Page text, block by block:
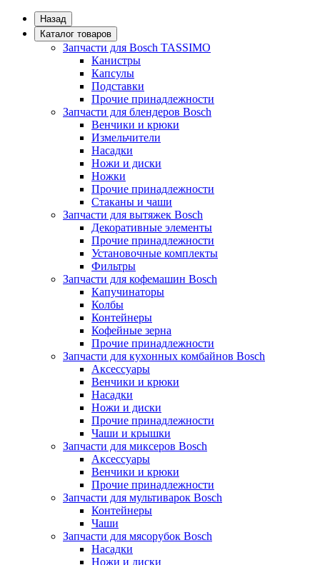
Назад
Каталог товаров
Запчасти для Bosch TASSIMO
Канистры
Капсулы
Подставки
Прочие принадлежности
Запчасти для блендеров Bosch
Венчики и крюки
Измельчители
Насадки
Ножи и диски
Ножки
Прочие принадлежности
Стаканы и чаши
Запчасти для вытяжек Bosch
Декоративные элементы
Прочие принадлежности
Установочные комплекты
Фильтры
Запчасти для кофемашин Bosch
Капучинаторы
Колбы
Контейнеры
Кофейные зерна
Прочие принадлежности
Запчасти для кухонных комбайнов Bosch
Аксессуары
Венчики и крюки
Насадки
Ножи и диски
Прочие принадлежности
Чаши и крышки
Запчасти для миксеров Bosch
Аксессуары
Венчики и крюки
Прочие принадлежности
Запчасти для мультиварок Bosch
Контейнеры
Чаши
Запчасти для мясорубок Bosch
Насадки
Ножи и диски